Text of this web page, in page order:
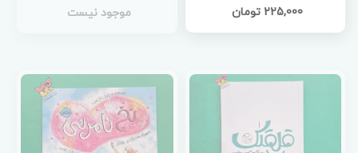
225,000 تومان
موجود نیست